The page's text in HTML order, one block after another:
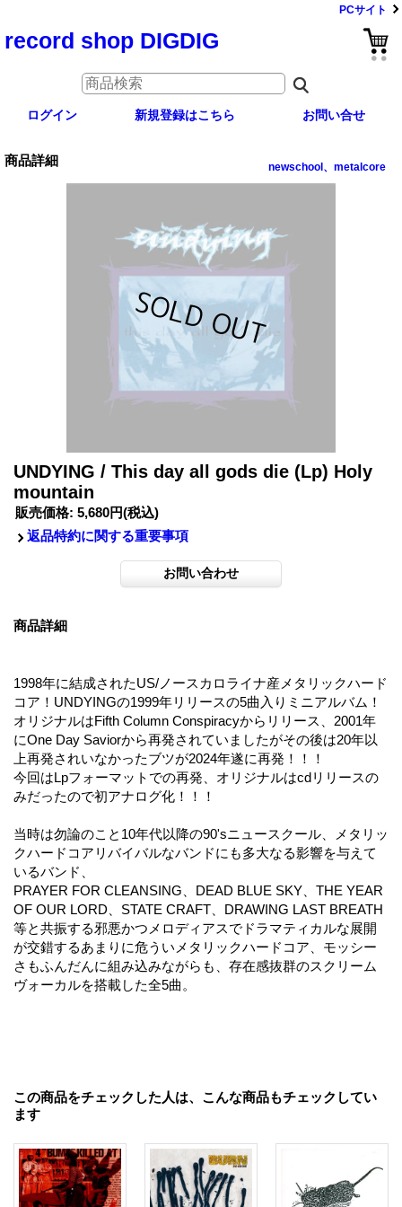
PCサイト
record shop DIGDIG
ログイン 新規登録はこちら お問い合せ
商品詳細 newschool、metalcore
UNDYING / This day all gods die (Lp) Holy
mountain
販売価格: 5,680円(税込)
返品特約に関する重要事項
商品詳細
1998年に結成されたUS/ノースカロライナ産メタリックハード
コア！UNDYINGの1999年リリースの5曲入りミニアルバム！
オリジナルはFifth Column Conspiracyからリリース、2001年
にOne Day Saviorから再発されていましたがその後は20年以
上再発されいなかったブツが2024年遂に再発！！！
今回はLpフォーマットでの再発、オリジナルはcdリリースの
みだったので初アナログ化！！！
当時は勿論のこと10年代以降の90'sニュースクール、メタリッ
クハードコアリバイバルなバンドにも多大なる影響を与えて
いるバンド、
PRAYER FOR CLEANSING、DEAD BLUE SKY、THE YEAR
OF OUR LORD、STATE CRAFT、DRAWING LAST BREATH
等と共振する邪悪かつメロディアスでドラマティカルな展開
が交錯するあまりに危ういメタリックハードコア、モッシー
さもふんだんに組み込みながらも、存在感抜群のスクリーム
ヴォーカルを搭載した全5曲。
この商品をチェックした人は、こんな商品もチェックしてい
ます